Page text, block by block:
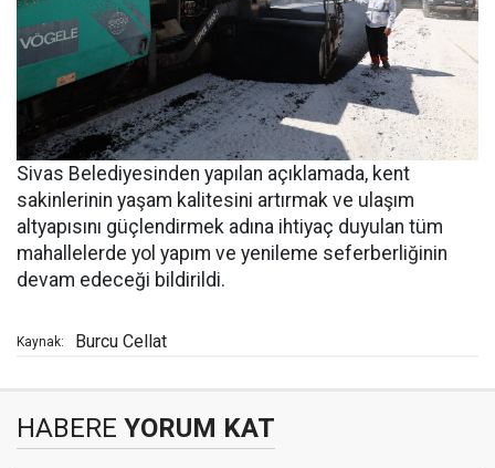
Sivas Belediyesinden yapılan açıklamada, kent
sakinlerinin yaşam kalitesini artırmak ve ulaşım
altyapısını güçlendirmek adına ihtiyaç duyulan tüm
mahallelerde yol yapım ve yenileme seferberliğinin
devam edeceği bildirildi.
Kaynak: Burcu Cellat
HABERE YORUM KAT